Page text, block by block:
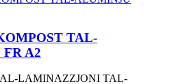
TAL-
A2